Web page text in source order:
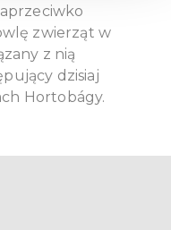
and ads, to
analyse our traffic.
use of our site with
partners who
that you’ve
zwierząt w
z nią
dzisiaj
Hortobágy.